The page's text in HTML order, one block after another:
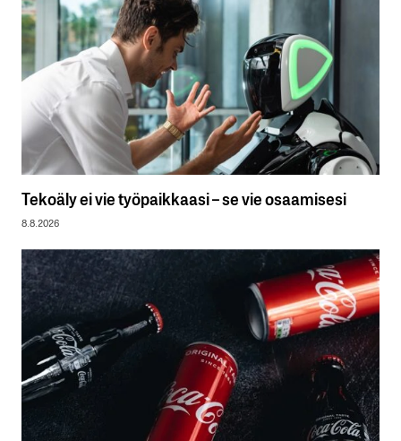
Tekoäly ei vie työpaikkaasi – se vie osaamisesi
8.8.2026